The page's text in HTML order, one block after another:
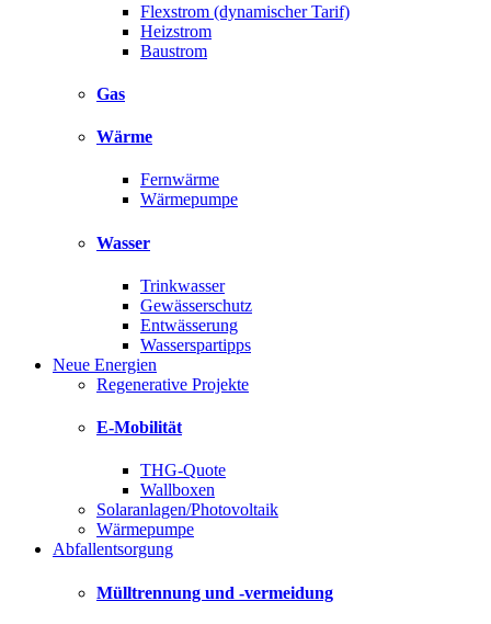
Flexstrom (dynamischer Tarif)
Heizstrom
Baustrom
Gas
Wärme
Fernwärme
Wärmepumpe
Wasser
Trinkwasser
Gewässerschutz
Entwässerung
Wasserspartipps
Neue Energien
Regenerative Projekte
E-Mobilität
THG-Quote
Wallboxen
Solaranlagen/Photovoltaik
Wärmepumpe
Abfallentsorgung
Mülltrennung und -vermeidung